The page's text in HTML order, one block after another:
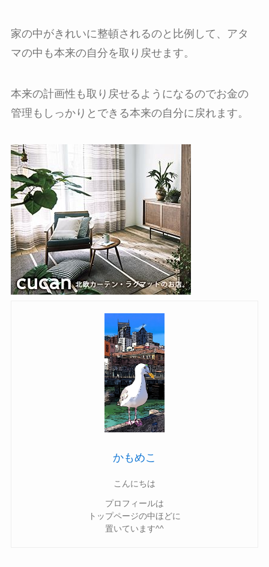
家の中がきれいに整頓されるのと比例して、アタ
マの中も本来の自分を取り戻せます。
本来の計画性も取り戻せるようになるのでお金の
管理もしっかりとできる本来の自分に戻れます。
かもめこ
こんにちは
プロフィールは
トップページの中ほどに
置いています^^